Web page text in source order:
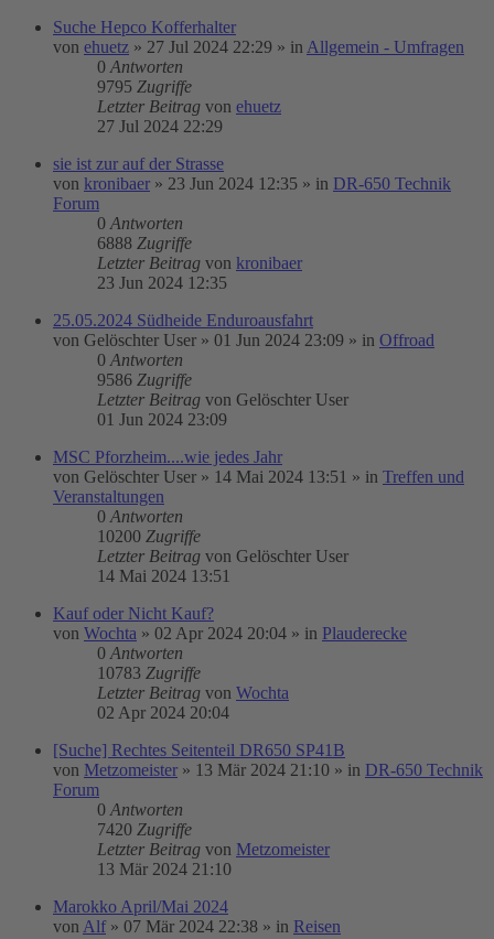
Suche Hepco Kofferhalter
von ehuetz » 27 Jul 2024 22:29 » in Allgemein - Umfragen
0 Antworten
9795 Zugriffe
Letzter Beitrag von ehuetz
27 Jul 2024 22:29
sie ist zur auf der Strasse
von kronibaer » 23 Jun 2024 12:35 » in DR-650 Technik
Forum
0 Antworten
6888 Zugriffe
Letzter Beitrag von kronibaer
23 Jun 2024 12:35
25.05.2024 Südheide Enduroausfahrt
von Gelöschter User » 01 Jun 2024 23:09 » in Offroad
0 Antworten
9586 Zugriffe
Letzter Beitrag von Gelöschter User
01 Jun 2024 23:09
MSC Pforzheim....wie jedes Jahr
von Gelöschter User » 14 Mai 2024 13:51 » in Treffen und
Veranstaltungen
0 Antworten
10200 Zugriffe
Letzter Beitrag von Gelöschter User
14 Mai 2024 13:51
Kauf oder Nicht Kauf?
von Wochta » 02 Apr 2024 20:04 » in Plauderecke
0 Antworten
10783 Zugriffe
Letzter Beitrag von Wochta
02 Apr 2024 20:04
[Suche] Rechtes Seitenteil DR650 SP41B
von Metzomeister » 13 Mär 2024 21:10 » in DR-650 Technik
Forum
0 Antworten
7420 Zugriffe
Letzter Beitrag von Metzomeister
13 Mär 2024 21:10
Marokko April/Mai 2024
von Alf » 07 Mär 2024 22:38 » in Reisen